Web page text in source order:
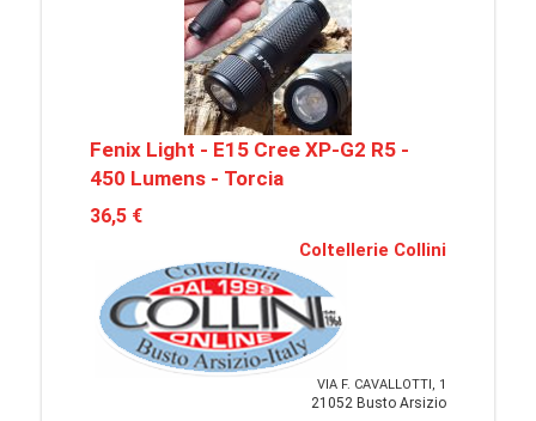
Fenix Light - E15 Cree XP-G2 R5 -
450 Lumens - Torcia
36,5 €
Coltellerie Collini
VIA F. CAVALLOTTI, 1
21052 Busto Arsizio